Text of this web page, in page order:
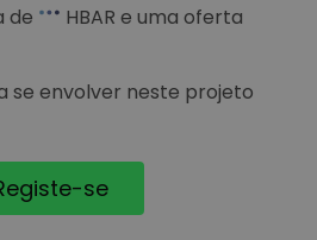
de
HBAR e uma oferta
se envolver neste projeto
se